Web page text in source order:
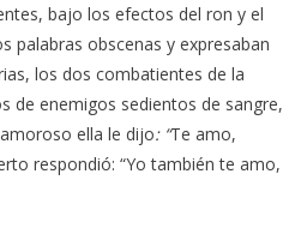
bajo los efectos del ron y el
palabras obscenas y expresaban
los dos combatientes de la
de enemigos sedientos de sangre,
ella le dijo: “Te amo,
respondió: “Yo también te amo,